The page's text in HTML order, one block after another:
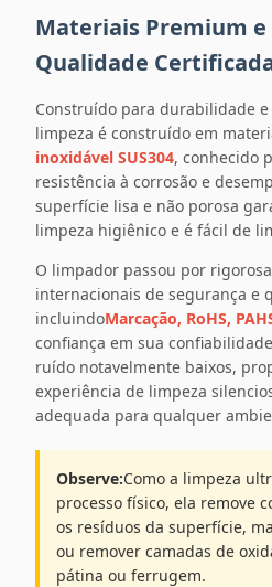
Materiais Premium e
Qualidade
Construído para durabilidade
limpeza é construído em
inoxidável SUS304, conhecido
resistência à corrosão e
superfície lisa e não porosa
limpeza higiênico e é fácil de
O limpador passou por
internacionais de segurança e
incluindoMarcação, RoHS,
confiança em sua
ruído notavelmente baixos,
experiência de limpeza
adequada para qualquer
Observe:Como a limpeza
processo físico, ela remove
os resíduos da superfície,
ou remover camadas de
pátina ou ferrugem.